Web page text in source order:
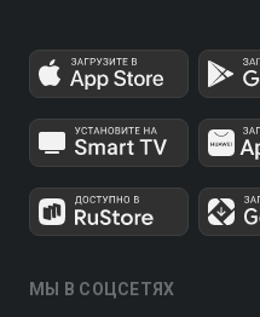
МЫ В СОЦСЕТЯХ